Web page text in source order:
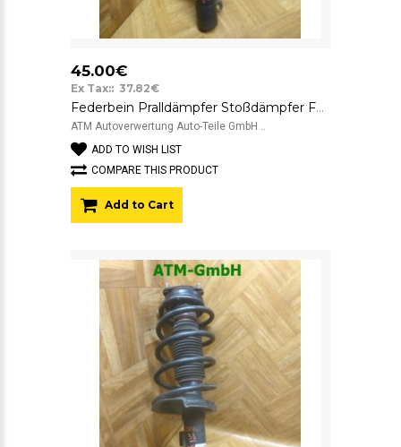
45.00€
Ex Tax:: 37.82€
Federbein Pralldämpfer Stoßdämpfer Ford Transit Connect vorne links
ATM Autoverwertung Auto-Teile GmbH ..
ADD TO WISH LIST
COMPARE THIS PRODUCT
Add to Cart